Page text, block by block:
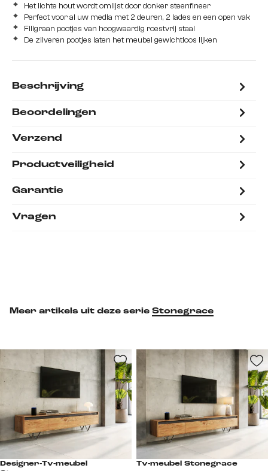
Het lichte hout wordt omlijst door donker steenfineer
Perfect voor al uw media met 2 deuren, 2 lades en een open vak
Filigraan pootjes van hoogwaardig roestvrij staal
De zilveren pootjes laten het meubel gewichtloos lijken
Beschrijving
Beoordelingen
Verzend
Productveiligheid
Garantie
Vragen
Meer artikels uit deze serie Stonegrace
Designer-Tv-meubel
Tv-meubel Stonegrace